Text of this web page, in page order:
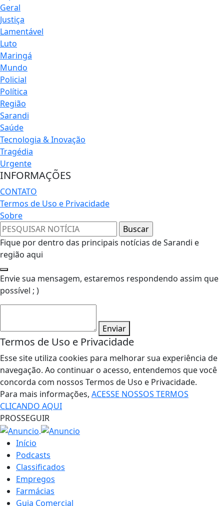
Geral
Justiça
Lamentável
Luto
Maringá
Mundo
Policial
Política
Região
Sarandi
Saúde
Tecnologia & Inovação
Tragédia
Urgente
INFORMAÇÕES
CONTATO
Termos de Uso e Privacidade
Sobre
Fique por dentro das principais notícias de Sarandi e
região aqui
Envie sua mensagem, estaremos respondendo assim que
possível ; )
Enviar
Termos de Uso e Privacidade
Esse site utiliza cookies para melhorar sua experiência de
navegação. Ao continuar o acesso, entendemos que você
concorda com nossos Termos de Uso e Privacidade.
Para mais informações, ACESSE NOSSOS TERMOS
CLICANDO AQUI
PROSSEGUIR
Início
Podcasts
Classificados
Empregos
Farmácias
Guia Comercial